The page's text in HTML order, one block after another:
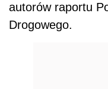
autorów raportu
Drogowego.